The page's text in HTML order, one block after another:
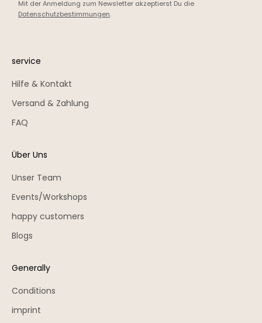
Mit der Anmeldung zum Newsletter akzeptierst Du die
Datenschutzbestimmungen.
service
Hilfe & Kontakt
Versand & Zahlung
FAQ
Über Uns
Unser Team
Events/Workshops
happy customers
Blogs
Generally
Conditions
imprint